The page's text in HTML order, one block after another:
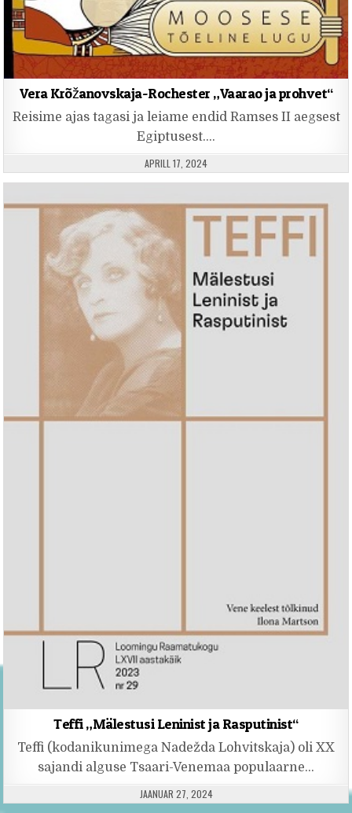
Vera Krõžanovskaja-Rochester „Vaarao ja prohvet“
Reisime ajas tagasi ja leiame endid Ramses II aegsest
Egiptusest….
PUBLISHED DATE:
APRILL 17, 2024
Teffi „Mälestusi Leninist ja Rasputinist“
Teffi (kodanikunimega Nadežda Lohvitskaja) oli XX
sajandi alguse Tsaari-Venemaa populaarne…
PUBLISHED DATE:
JAANUAR 27, 2024